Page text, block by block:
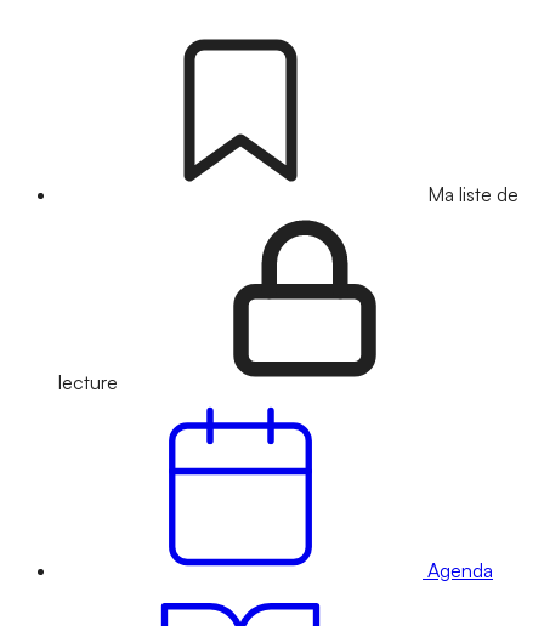
Ma liste de
lecture
Agenda